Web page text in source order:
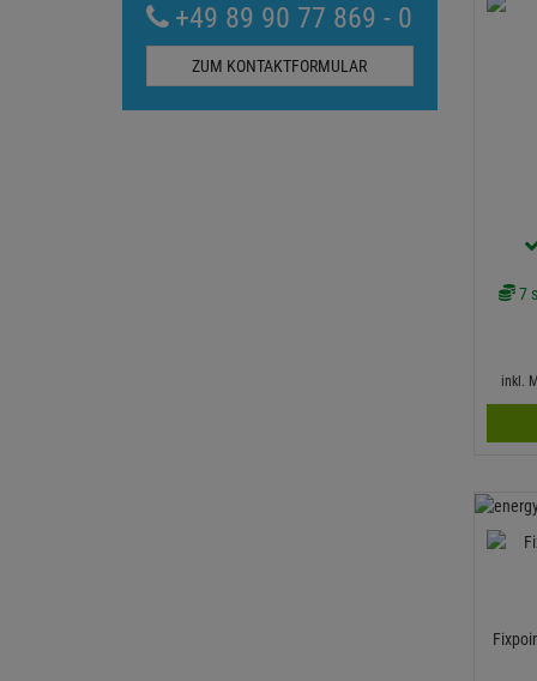
+49 89 90 77 869 - 0
ZUM KONTAKTFORMULAR
7
inkl.